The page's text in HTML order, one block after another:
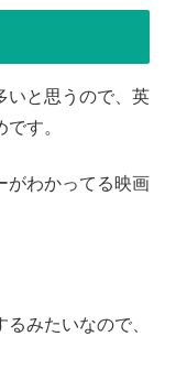
いと思うので、英
す。
がわかってる映画
みたいなので、